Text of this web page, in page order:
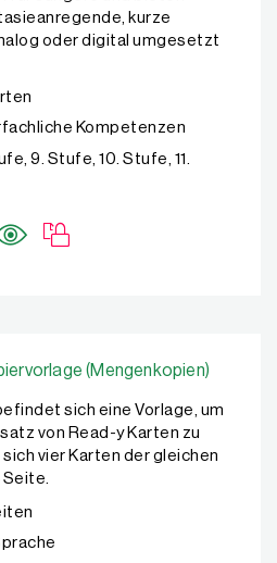
kurze
oder digital umgesetzt
Kompetenzen
9. Stufe, 10. Stufe, 11.
(Mengenkopien)
sich eine Vorlage, um
von Read-y Karten zu
vier Karten der gleichen